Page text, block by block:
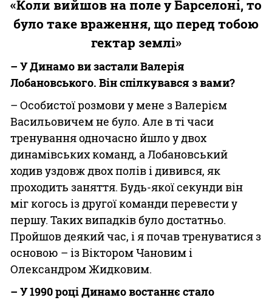
«Коли вийшов на поле у Барселоні, то
було таке враження, що перед тобою
гектар землі»
– У Динамо ви застали Валерія
Лобановського. Він спілкувався з вами?
– Особистої розмови у мене з Валерієм
Васильовичем не було. Але в ті часи
тренування одночасно йшло у двох
динамівських команд, а Лобановський
ходив уздовж двох полів і дивився, як
проходить заняття. Будь-якої секунди він
міг когось із другої команди перевести у
першу. Таких випадків було достатньо.
Пройшов деякий час, і я почав тренуватися з
основою – із Віктором Чановим і
Олександром Жидковим.
– У 1990 році Динамо востаннє стало